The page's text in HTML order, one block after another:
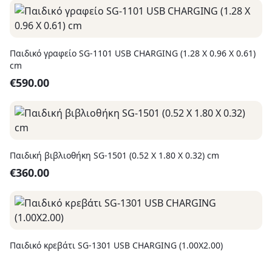
Παιδικό γραφείο SG-1101 USB CHARGING (1.28 Χ 0.96 Χ 0.61)
cm
€590.00
Παιδική βιβλιοθήκη SG-1501 (0.52 X 1.80 X 0.32) cm
€360.00
Παιδικό κρεβάτι SG-1301 USB CHARGING (1.00X2.00)